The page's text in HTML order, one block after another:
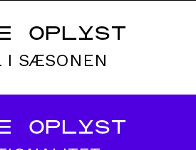
OPLYST
I SÆSONEN
OPLYST